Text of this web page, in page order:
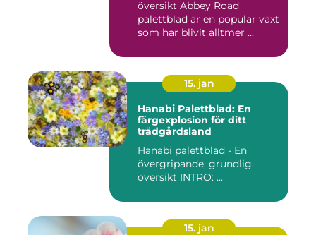
översikt Abbey Road
palettblad är en populär växt
som har blivit alltmer ...
15. jan
Hanabi Palettblad: En
färgexplosion för ditt
trädgårdsland
Hanabi palettblad - En
övergripande, grundlig
översikt INTRO: ...
15. jan